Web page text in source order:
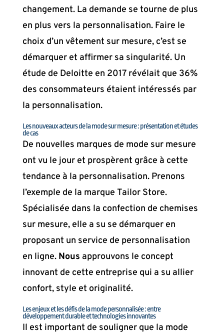
changement. La demande se tourne de plus
en plus vers la personnalisation. Faire le
choix d’un vêtement sur mesure, c’est se
démarquer et affirmer sa singularité. Un
étude de Deloitte en 2017 révélait que 36%
des consommateurs étaient intéressés par
la personnalisation.
Les nouveaux acteurs de la mode sur mesure : présentation et études
de cas
De nouvelles marques de mode sur mesure
ont vu le jour et prospèrent grâce à cette
tendance à la personnalisation. Prenons
l’exemple de la marque Tailor Store.
Spécialisée dans la confection de chemises
sur mesure, elle a su se démarquer en
proposant un service de personnalisation
en ligne. Nous approuvons le concept
innovant de cette entreprise qui a su allier
confort, style et originalité.
Les enjeux et les défis de la mode personnalisée : entre
développement durable et technologies innovantes
Il est important de souligner que la mode